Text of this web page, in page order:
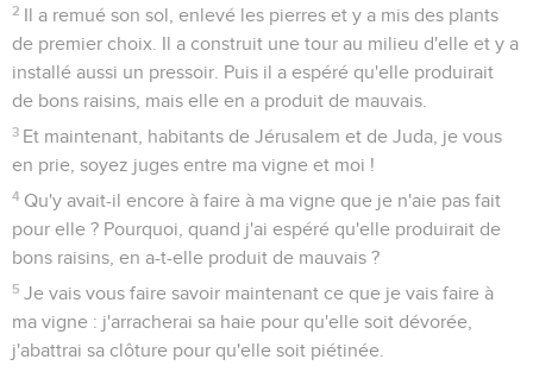
2
Il a remué son sol, enlevé les pierres et y a mis des plants
de premier choix. Il a construit une tour au milieu d'elle et y a
installé aussi un pressoir. Puis il a espéré qu'elle produirait
de bons raisins, mais elle en a produit de mauvais.
3 Et maintenant, habitants de Jérusalem et de Juda, je vous
en prie, soyez juges entre ma vigne et moi !
4 Qu'y avait-il encore à faire à ma vigne que je n'aie pas fait
pour elle ? Pourquoi, quand j'ai espéré qu'elle produirait de
bons raisins, en a-t-elle produit de mauvais ?
5 Je vais vous faire savoir maintenant ce que je vais faire à
ma vigne : j'arracherai sa haie pour qu'elle soit dévorée,
j'abattrai sa clôture pour qu'elle soit piétinée.